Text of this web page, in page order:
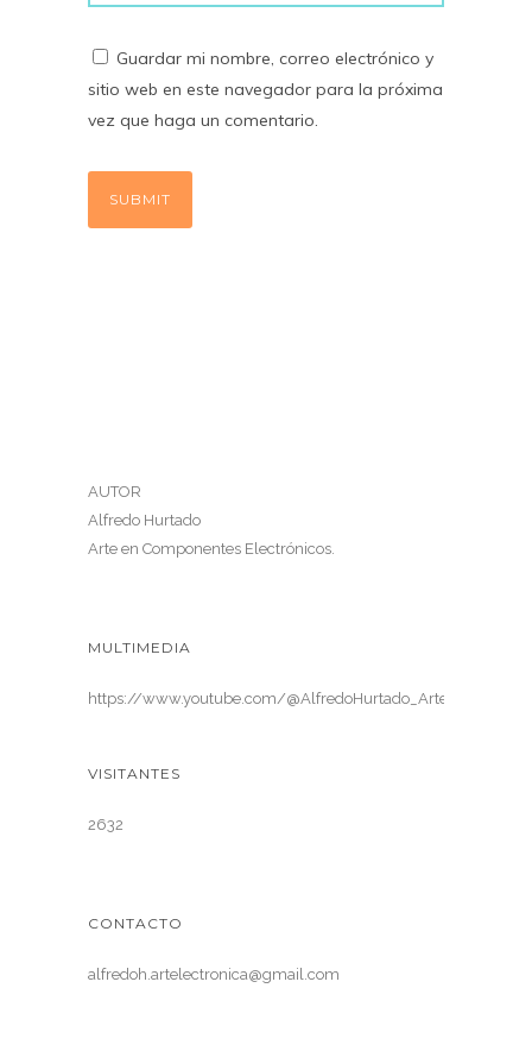
Guardar mi nombre, correo electrónico y
sitio web en este navegador para la próxima
vez que haga un comentario.
AUTOR
Alfredo Hurtado
Arte en Componentes Electrónicos.
MULTIMEDIA
https://www.youtube.com/@AlfredoHurtado_ArteElectronica
VISITANTES
2632
CONTACTO
alfredoh.artelectronica@gmail.com